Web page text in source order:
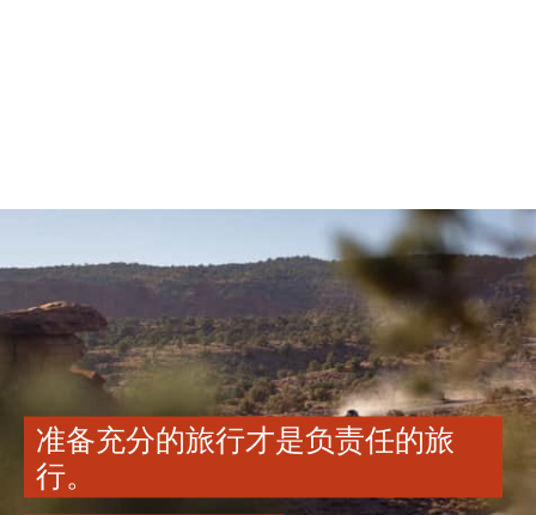
准备充分的旅行才是负责任的旅
行。